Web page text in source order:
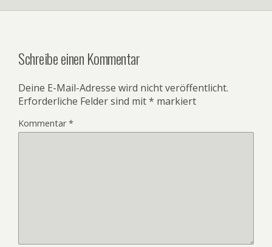
Schreibe einen Kommentar
Deine E-Mail-Adresse wird nicht veröffentlicht.
Erforderliche Felder sind mit* markiert
Kommentar*